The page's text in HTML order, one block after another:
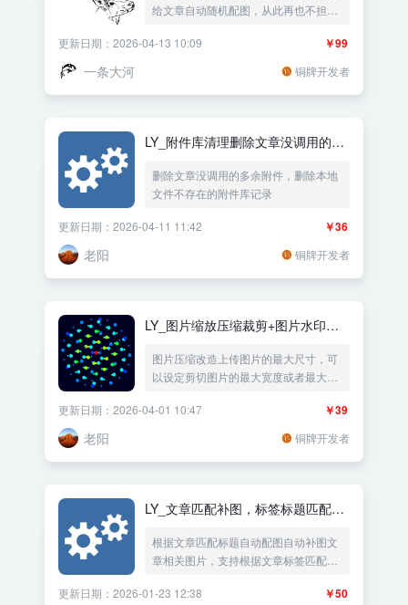
给文章自动随机配图，从此再也不担心
￥99
更新日期：2026-04-13 10:09
一条大河 铜牌开发者
LY_附件库清理删除文章没调用的多
删除文章没调用的多余附件，删除本地
文件不存在的附件库记录
￥36
更新日期：2026-04-11 11:42
老阳 铜牌开发者
LY_图片缩放压缩裁剪+图片水印文
图片压缩改造上传图片的最大尺寸，可
以设定剪切图片的最大宽度或者最大高
大小，可以设置上下左右裁剪水印功
能，自动按比例缩放图片改造压缩图
片，同时附加LOGO图片水印和文字水
￥39
更新日期：2026-04-01 10:47
老阳 铜牌开发者
LY_文章匹配补图，标签标题匹配图
根据文章匹配标题自动配图自动补图文
章相关图片，支持根据文章标签匹配标
章插入指定图片，支持关键词文件夹自￥50
更新日期：2026-01-23 12:38